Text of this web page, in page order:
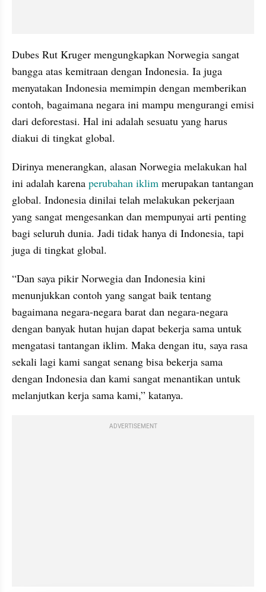
Dubes Rut Kruger mengungkapkan Norwegia sangat
bangga atas kemitraan dengan Indonesia. Ia juga
menyatakan Indonesia memimpin dengan memberikan
contoh, bagaimana negara ini mampu mengurangi emisi
dari deforestasi. Hal ini adalah sesuatu yang harus
diakui di tingkat global.
Dirinya menerangkan, alasan Norwegia melakukan hal
ini adalah karena perubahan iklim merupakan tantangan
global. Indonesia dinilai telah melakukan pekerjaan
yang sangat mengesankan dan mempunyai arti penting
bagi seluruh dunia. Jadi tidak hanya di Indonesia, tapi
juga di tingkat global.
“Dan saya pikir Norwegia dan Indonesia kini
menunjukkan contoh yang sangat baik tentang
bagaimana negara-negara barat dan negara-negara
dengan banyak hutan hujan dapat bekerja sama untuk
mengatasi tantangan iklim. Maka dengan itu, saya rasa
sekali lagi kami sangat senang bisa bekerja sama
dengan Indonesia dan kami sangat menantikan untuk
melanjutkan kerja sama kami,” katanya.
ADVERTISEMENT